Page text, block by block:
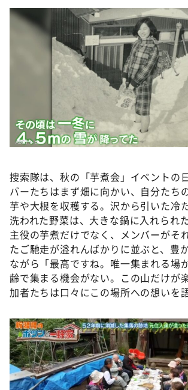
捜索隊は、秋の「芋煮会」イベントの
バーたちはまず畑に向かい、自分たち
芋や大根を収穫する。沢から引いた冷
洗われた野菜は、大きな鍋に入れられ
主役の芋煮だけでなく、メンバーがそ
たご馳走が溢れんばかりに並ぶと、豊
ながら「最高ですね。唯一集まれる場
齢で集まる機会がない。この山だけが
加者たちは口々にこの場所への想いを